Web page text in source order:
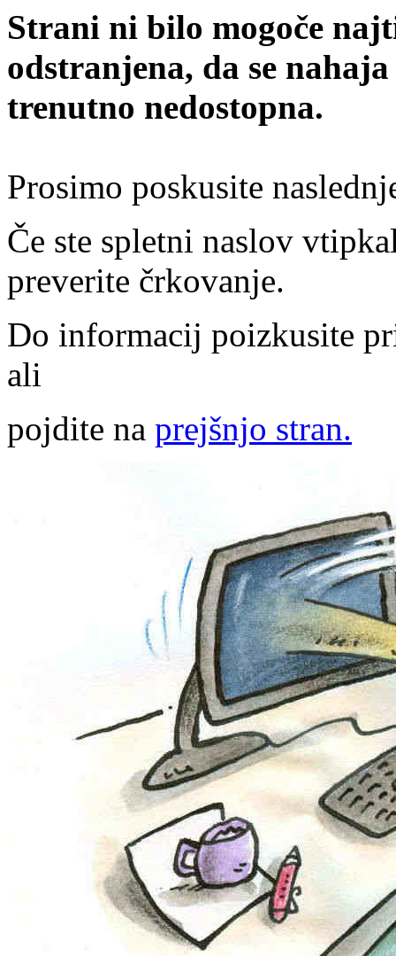
Strani ni bilo mogoče
odstranjena, da se
trenutno nedostopna.
Prosimo poskusite
Če ste spletni naslov
preverite črkovanje.
Do informacij poizkusite
ali
pojdite na prejšnjo stran.